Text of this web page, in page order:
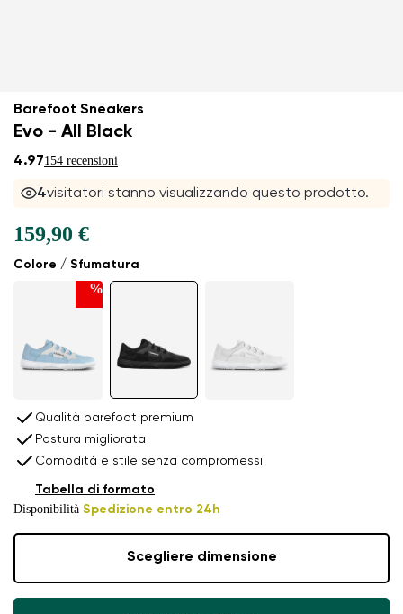
Barefoot Sneakers
Evo - All Black
4.97154 recensioni
4visitatori stanno visualizzando questo prodotto.
Colore / Sfumatura
%
159,90 €
Qualità barefoot premium
Postura migliorata
Comodità e stile senza compromessi
Disponibilità Spedizione entro 24h
Tabella di formato
Scegliere dimensione